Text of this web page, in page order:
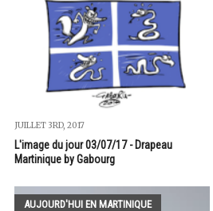
JUILLET 3RD, 2017
L'image du jour 03/07/17 - Drapeau
Martinique by Gabourg
AUJOURD'HUI EN MARTINIQUE